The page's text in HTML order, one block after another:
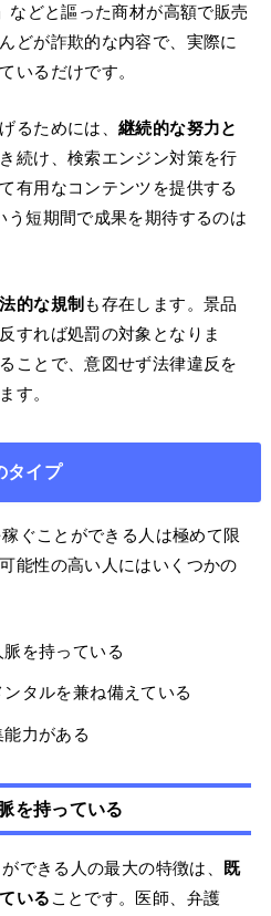
などと謳った商材が高額で販売
どが詐欺的な内容で、実際に
いるだけです。
るためには、継続的な努力と
続け、検索エンジン対策を行
有用なコンテンツを提供する
う短期間で成果を期待するのは
法的な規制 も存在します。景品
すれば処罰の対象となりま
ことで、意図せず法律違反を
す。
タイプ
ぐことができる人は極めて限
能性の高い人にはいくつかの
を持っている
タルを兼ね備えている
力がある
を持っている
できる人の最大の特徴は、
既
いる ことです。医師、弁護